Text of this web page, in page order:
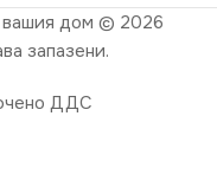
дом © 2026
запазени.
ДДС